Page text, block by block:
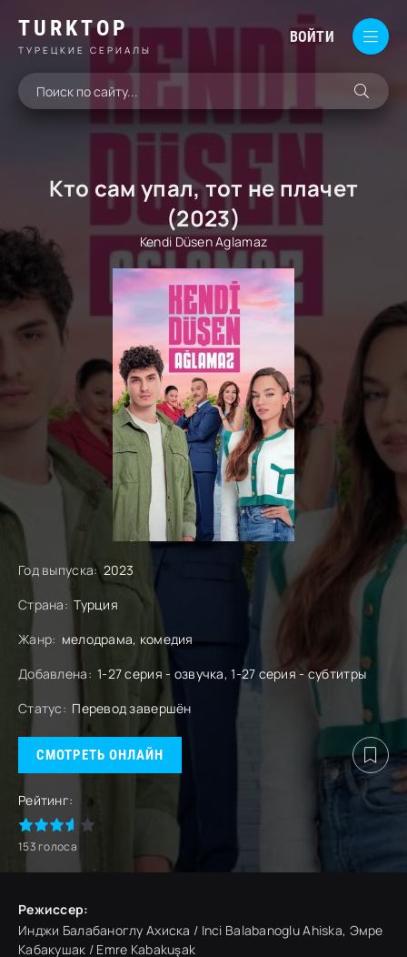
TURKTOP
ТУРЕЦКИЕ СЕРИАЛЫ
ВОЙТИ
Кто сам упал, тот не плачет
(2023)
Kendi Düsen Aglamaz
Год выпуска:2023
Страна: Турция
Жанр: мелодрама, комедия
Добавлена: 1-27 серия - озвучка, 1-27 серия - субтитры
Статус: Перевод завершён
СМОТРЕТЬ ОНЛАЙН
Рейтинг:
153 голоса
Режиссер:
Инджи Балабаноглу Ахиска / Inci Balabanoglu Ahiska, Эмре
Кабакушак / Emre Kabakuşak